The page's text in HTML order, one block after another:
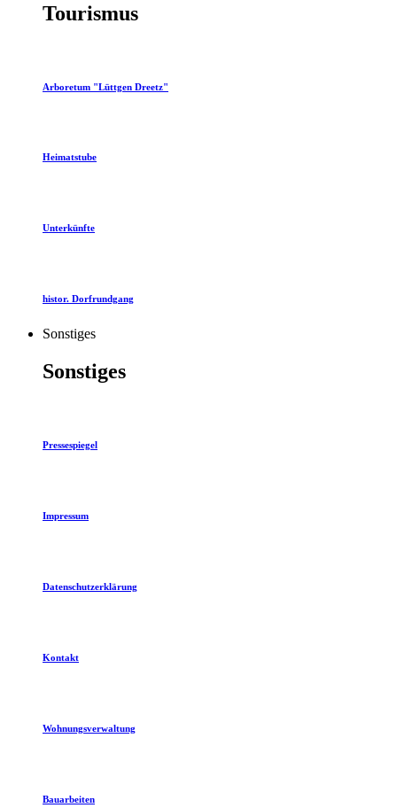
Tourismus
Arboretum "Lüttgen Dreetz"
Heimatstube
Unterkünfte
histor. Dorfrundgang
Sonstiges
Sonstiges
Pressespiegel
Impressum
Datenschutzerklärung
Kontakt
Wohnungsverwaltung
Bauarbeiten